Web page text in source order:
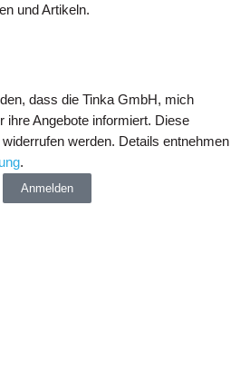
und Artikeln.
dass die Tinka GmbH, mich
ihre Angebote informiert. Diese
werden. Details entnehmen
.
Anmelden